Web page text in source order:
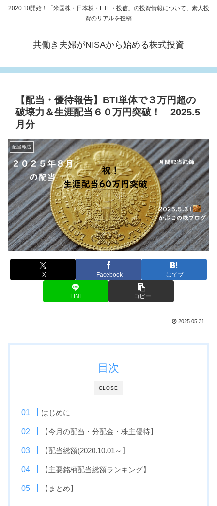
2020.10開始！「米国株・日本株・ETF・投信」の投資情報について、素人投
資のリアルを投稿
共働き夫婦がNISAから始める株式投資
【配当・優待報告】BTI単体で３万円超の
破壊力＆生涯配当６０万円突破！ 2025.5
月分
配当報告
X Facebook はてブ
LINE コピー
2025.05.31
CLOSE
目次
はじめに
【今月の配当・分配金・株主優待】
【配当総額(2020.10.01～】
【主要銘柄配当総額ランキング】
【まとめ】